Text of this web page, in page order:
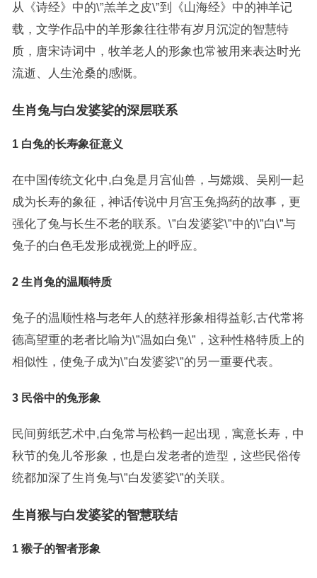
从《诗经》中的\”羔羊之皮\”到《山海经》中的神羊记
载，文学作品中的羊形象往往带有岁月沉淀的智慧特
质，唐宋诗词中，牧羊老人的形象也常被用来表达时光
流逝、人生沧桑的感慨。
生肖兔与白发婆娑的深层联系
1 白兔的长寿象征意义
在中国传统文化中,白兔是月宫仙兽，与嫦娥、吴刚一起
成为长寿的象征，神话传说中月宫玉兔捣药的故事，更
强化了兔与长生不老的联系。\”白发婆娑\”中的\”白\”与
兔子的白色毛发形成视觉上的呼应。
2 生肖兔的温顺特质
兔子的温顺性格与老年人的慈祥形象相得益彰,古代常将
德高望重的老者比喻为\”温如白兔\”，这种性格特质上的
相似性，使兔子成为\”白发婆娑\”的另一重要代表。
3 民俗中的兔形象
民间剪纸艺术中,白兔常与松鹤一起出现，寓意长寿，中
秋节的兔儿爷形象，也是白发老者的造型，这些民俗传
统都加深了生肖兔与\”白发婆娑\”的关联。
生肖猴与白发婆娑的智慧联结
1 猴子的智者形象